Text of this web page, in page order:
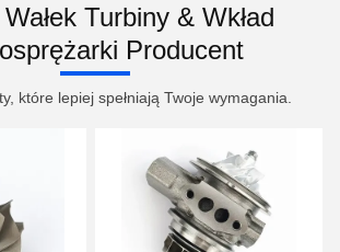
Turbiny & Wkład
Producent
które lepiej spełniają Twoje wymagania.